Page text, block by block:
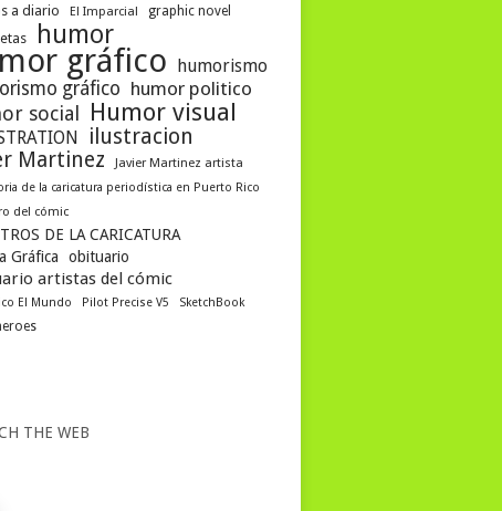
a diario El Imparcial graphic novel
humor
gráfico humorismo
gráfico humor politico
social Humor visual
ilustracion
Martinez
Javier Martinez artista
de la caricatura periodística en Puerto Rico
del cómic
DE LA CARICATURA
Gráfica
obituario
artistas del cómic
El Mundo Pilot Precise V5 SketchBook
THE WEB